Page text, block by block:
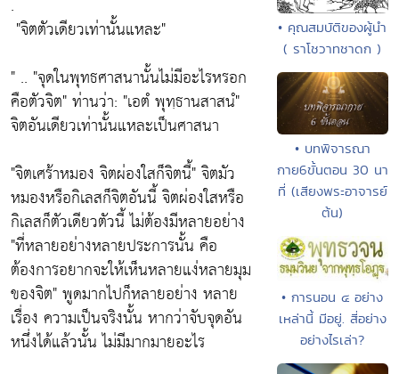
"จิตตัวเดียวเท่านั้นแหละ"
" .. "จุดในพุทธศาสนานั้นไม่มีอะไรหรอก
คือตัวจิต"ท่านว่า: "เอตํ พุทฺธานสาสนํ"
จิตอันเดียวเท่านั้นแหละเป็นศาสนา
"จิตเศร้าหมอง จิตผ่องใสก็จิตนี้"จิตมัว
หมองหรือกิเลสก็จิตอันนี้ จิตผ่องใสหรือ
กิเลสก็ตัวเดียวตัวนี้ ไม่ต้องมีหลายอย่าง
"ที่หลายอย่างหลายประการนั้น คือ
ต้องการอยากจะให้เห็นหลายแง่หลายมุม
ของจิต"พูดมากไปก็หลายอย่าง หลาย
เรื่อง ความเป็นจริงนั้น หากว่าจับจุดอัน
หนึ่งได้แล้วนั้น ไม่มีมากมายอะไร
• คุณสมบัติของผู้นำ
( ราโชวาทชาดก )
• บทพิจารณา
กาย6ขั้นตอน 30 นา
ที่ (เสียงพระอาจารย์
ต้น)
• การนอน ๔ อย่าง
เหล่านี้ มีอยู่. สี่อย่าง
อย่างไรเล่า?